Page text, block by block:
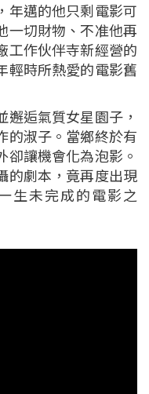
年邁的他只剩電影可
一切財物、不准他再
工作伙伴寺新經營的
輕時所熱愛的電影舊
逅氣質女星園子，
的淑子。當鄉終於有
讓機會化為泡影。
的劇本，竟再度出現
生未完成的電影之